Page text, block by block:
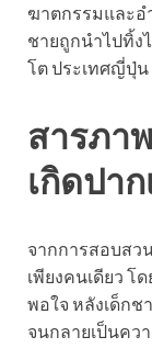
ฆาตกรรมและอ
ชายถูกนำไปทิ้ง
โต ประเทศญี่ปุ่น
สารภา
เกิดปา
จากการสอบสว
เพียงคนเดียว โ
พอใจ หลังเด็กช
จนกลายเป็นคว